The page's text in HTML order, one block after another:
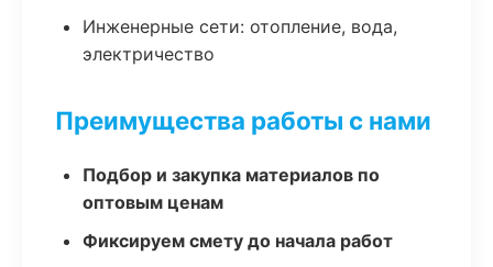
Инженерные сети: отопление, вода,
электричество
Преимущества работы с нами
Подбор и закупка материалов по
оптовым ценам
Фиксируем смету до начала работ